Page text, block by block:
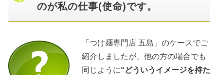
のが私の仕事(使命)です。
「つけ麺専門店 五島」のケースでご
紹介しましたが、他の方の場合でも
同じように“どういうイメージを持た